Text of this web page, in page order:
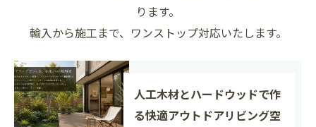
ります。
輸入から施工まで、ワンストップ対応いたします。
人工木材とハードウッドで作
る快適アウトドアリビング空